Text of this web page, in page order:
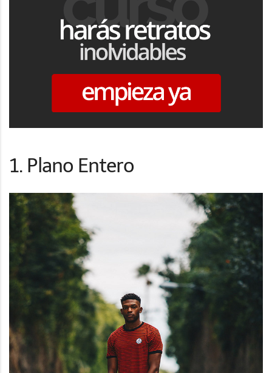
1. Plano Entero